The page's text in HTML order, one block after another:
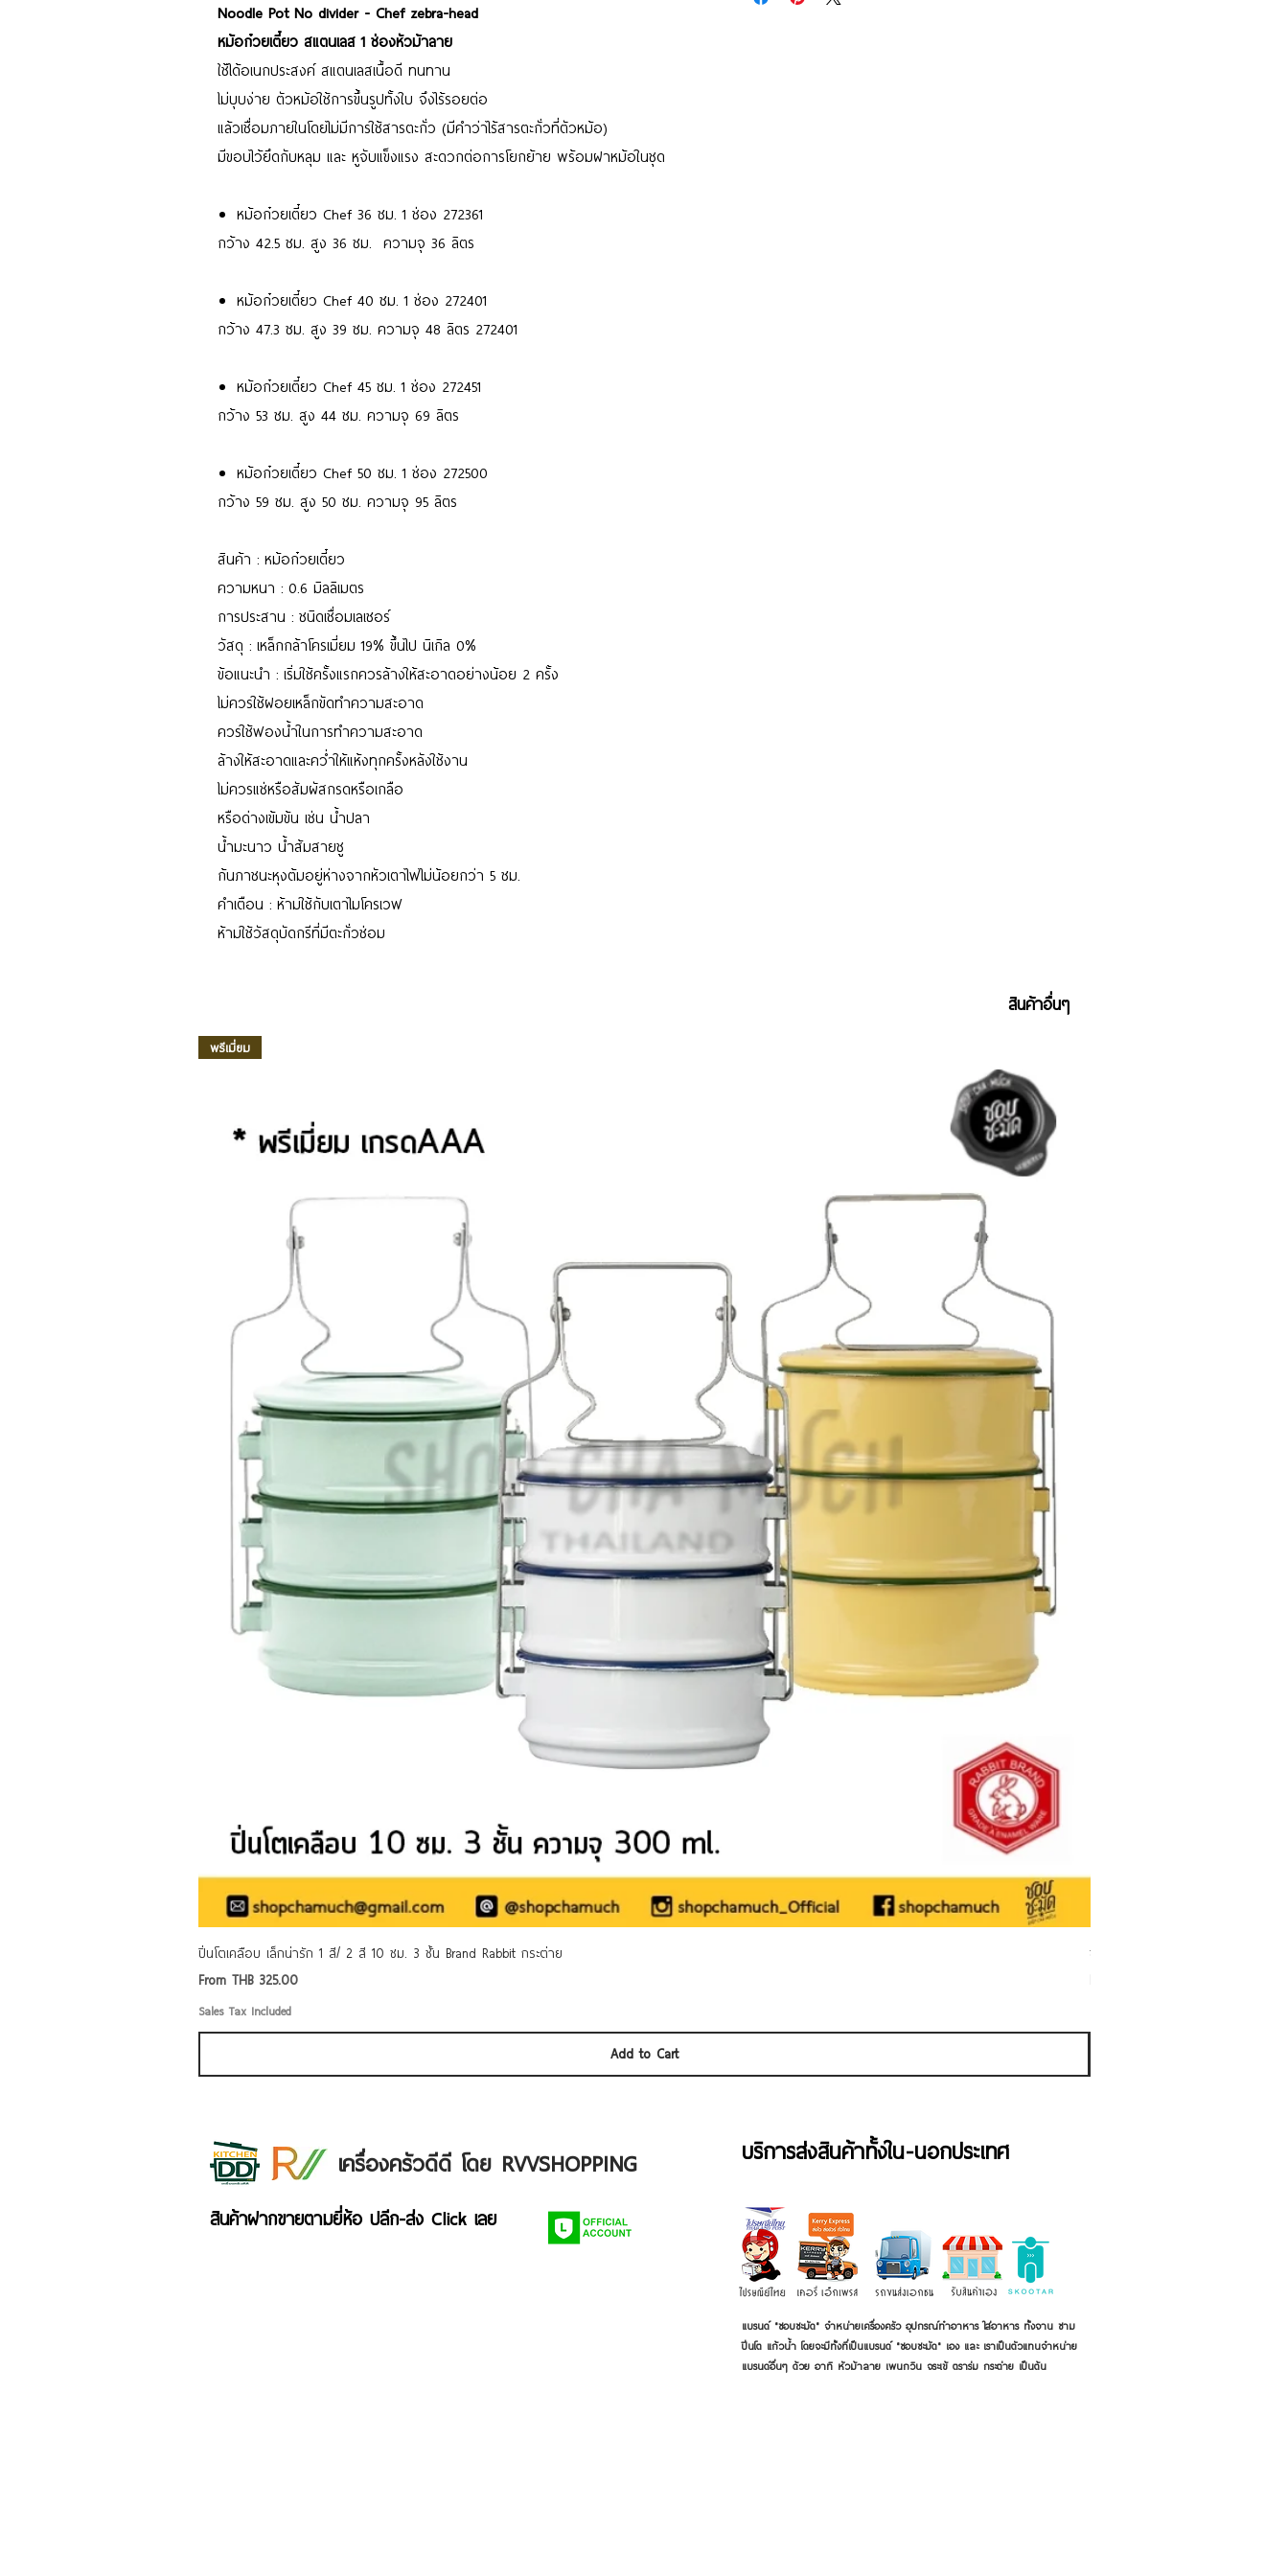
Noodle Pot No divider - Chef zebra-head
หม้อก๋วยเตี๋ยว สแตนเลส 1 ช่องหัวม้าลาย
ใช้ได้อเนกประสงค์ สแตนเลสเนื้อดี ทนทาน
ไม่บุบง่าย ตัวหม้อใช้การขึ้นรูปทั้งใบ จึงไร้รอยต่อ
แล้วเชื่อมภายในโดยไม่มีการใช้สารตะกั่ว (มีคำว่าไร้สารตะกั่วที่ตัวหม้อ)
มีขอบไว้ยึดกับหลุม และ หูจับแข็งแรง สะดวกต่อการโยกย้าย พร้อมฝาหม้อในชุด
หม้อก๋วยเตี๋ยว Chef 36 ซม. 1 ช่อง 272361
กว้าง 42.5 ซม. สูง 36 ซม. ความจุ 36 ลิตร
หม้อก๋วยเตี๋ยว Chef 40 ซม. 1 ช่อง 272401
กว้าง 47.3 ซม. สูง 39 ซม. ความจุ 48 ลิตร 272401
หม้อก๋วยเตี๋ยว Chef 45 ซม. 1 ช่อง 272451
กว้าง 53 ซม. สูง 44 ซม. ความจุ 69 ลิตร
หม้อก๋วยเตี๋ยว Chef 50 ซม. 1 ช่อง 272500
กว้าง 59 ซม. สูง 50 ซม. ความจุ 95 ลิตร
สินค้า : หม้อก๋วยเตี๋ยว
ความหนา : 0.6 มิลลิเมตร
การประสาน : ชนิดเชื่อมเลเซอร์
วัสดุ : เหล็กกล้าโครเมี่ยม 19% ขึ้นไป นิเกิล 0%
ข้อแนะนำ : เริ่มใช้ครั้งแรกควรล้างให้สะอาดอย่างน้อย 2 ครั้ง
ไม่ควรใช้ฝอยเหล็กขัดทำความสะอาด
ควรใช้ฟองน้ำในการทำความสะอาด
ล้างให้สะอาดและคว่ำให้แห้งทุกครั้งหลังใช้งาน
ไม่ควรแช่หรือสัมผัสกรดหรือเกลือ
หรือด่างเข้มข้น เช่น น้ำปลา
น้ำมะนาว น้ำส้มสายชู
ก้นภาชนะหุงต้มอยู่ห่างจากหัวเตาไฟไม่น้อยกว่า 5 ซม.
คำเตือน : ห้ามใช้กับเตาไมโครเวฟ
ห้ามใช้วัสดุบัดกรีที่มีตะกั่วซ่อม
สินค้าอื่นๆ
พรีเมี่ยม
ปิ่นโตเคลือบ เล็กน่ารัก 1 สี/ 2 สี 10 ซม. 3 ชั้น Brand Rabbit กระต่าย
From THB 325.00
Sale Price
Sales Tax Included
Add to Cart
ชามเคลือบ Enamel Food grade ล
เครื่องครัวดีดี โดย RVVSHOPPING
สินค้าฝากขายตามยี่ห้อ ปลีก-ส่ง Click เลย
บริการส่งสินค้าทั้งใน-นอกประเทศ
แบรนด์ "ชอบชะมัด" จำหน่ายเครื่องครัว อุปกรณ์ทำอาหาร ใส่อาหาร ทั้งจาน ชาม
ปิ่นโต แก้วน้ำ โดยจะมีทั้งที่เป็นแบรนด์ "ชอบชะมัด" เอง และ เราเป็นตัวแทนจำหน่าย
แบรนด์อื่นๆ ด้วย อาทิ หัวม้าลาย เพนกวิน จระเข้ ตราร่ม กระต่าย เป็นต้น